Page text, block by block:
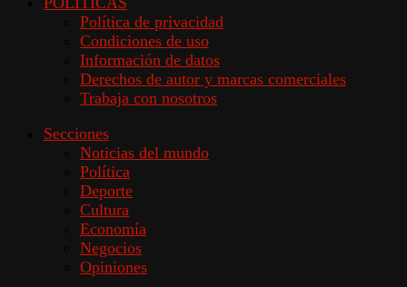
Política de privacidad
Condiciones de uso
Información de datos
Derechos de autor y marcas comerciales
Trabaja con nosotros
Secciones
Noticias del mundo
Política
Deporte
Cultura
Economía
Negocios
Opiniones